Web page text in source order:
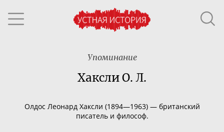
Упоминание
Хаксли О. Л.
Олдос Леонард Хаксли (1894—1963) — британский
писатель и философ.